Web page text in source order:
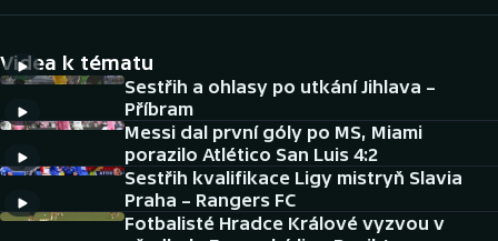
Tenis
Atletika
Cyklistika
DALŠÍ SPORTY
Americký fotbal
NEPŘEHLÉDNĚTE
Videa k tématu
Sestřih a ohlasy po utkání Jihlava –
Příbram
Messi dal první góly po MS, Miami
porazilo Atlético San Luis 4:2
Sestřih kvalifikace Ligy mistryň Slavia
Praha – Rangers FC
Fotbalisté Hradce Králové vyzvou v